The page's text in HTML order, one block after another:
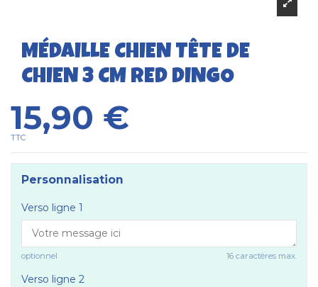
MÉDAILLE CHIEN TÊTE DE
CHIEN 3 CM RED DINGO
15,90 €
TTC
Personnalisation
Verso ligne 1
optionnel 16 caractères max.
Verso ligne 2